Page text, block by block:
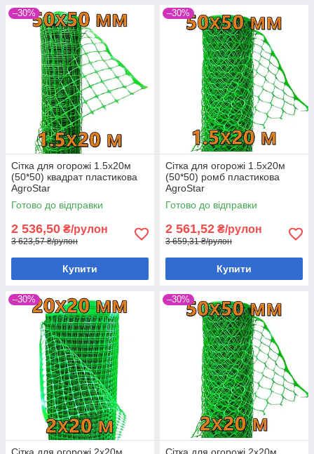
–30%
Сітка для огорожі 1.5х20м
(50*50) квадрат пластикова
AgroStar
Готово до відправки
2 536,50 ₴/рулон
3 623,57 ₴/рулон
Купити
–30%
Сітка для огорожі 1.5х20м
(50*50) ромб пластикова
AgroStar
Готово до відправки
2 561,52 ₴/рулон
3 659,31 ₴/рулон
Купити
–30% –30%